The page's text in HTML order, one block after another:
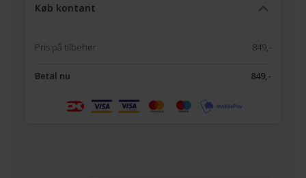
Køb kontant
Pris på tilbehør 849,-
Betal nu 849,-